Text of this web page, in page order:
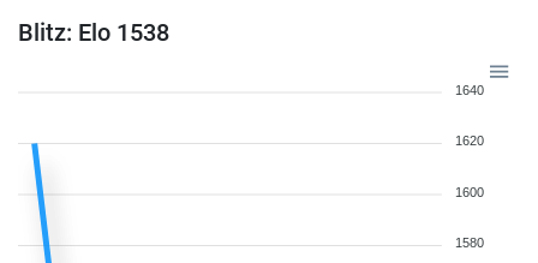
Blitz: Elo 1538
1640
1620
1600
1580